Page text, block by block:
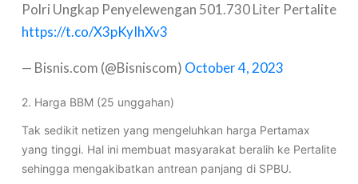
Polri Ungkap Penyelewengan 501.730 Liter Pertalite
https://t.co/X3pKyIhXv3
— Bisnis.com (@Bisniscom) October 4, 2023
2. Harga BBM (25 unggahan)
Tak sedikit netizen yang mengeluhkan harga Pertamax
yang tinggi. Hal ini membuat masyarakat beralih ke Pertalite
sehingga mengakibatkan antrean panjang di SPBU.